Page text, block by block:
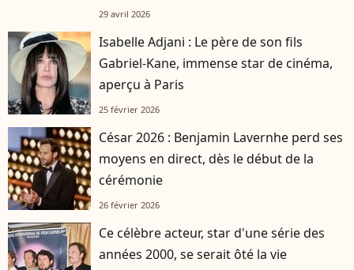
29 avril 2026
Isabelle Adjani : Le père de son fils
Gabriel-Kane, immense star de cinéma,
aperçu à Paris
25 février 2026
César 2026 : Benjamin Lavernhe perd ses
moyens en direct, dès le début de la
cérémonie
26 février 2026
Ce célèbre acteur, star d'une série des
années 2000, se serait ôté la vie